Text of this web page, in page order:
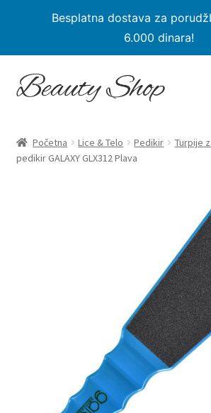
Besplatna dostava za
6.000 dinara!
Preskoči
na
Skoči
na
Proizvodi
Početna Lice & Telo Pedikir Turpije
pedikir GALAXY GLX312 Plava